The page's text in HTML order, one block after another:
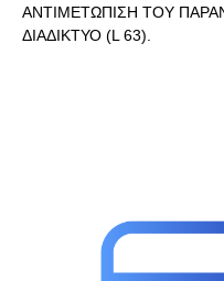
ΑΝΤΙΜΕΤΩΠΙΣΗ ΤΟΥ
ΔΙΑΔΙΚΤΥΟ (L 63).